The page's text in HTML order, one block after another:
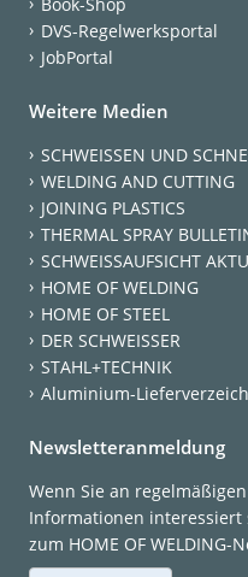
Book-Shop
DVS-Regelwerksportal
JobPortal
Weitere Medien
SCHWEISSEN UND
WELDING AND CUTTING
JOINING PLASTICS
THERMAL SPRAY
SCHWEISSAUFSICHT
HOME OF WELDING
HOME OF STEEL
DER SCHWEISSER
STAHL+TECHNIK
Aluminium-
Newsletteranmeldung
Wenn Sie an
Informationen interessiert
zum HOME OF WELDING-